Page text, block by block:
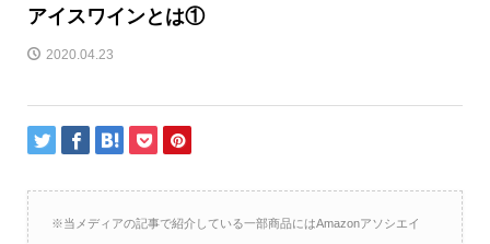
アイスワインとは①
2020.04.23
※当メディアの記事で紹介している一部商品にはAmazonアソシエイ